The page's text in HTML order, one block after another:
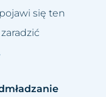
się ten